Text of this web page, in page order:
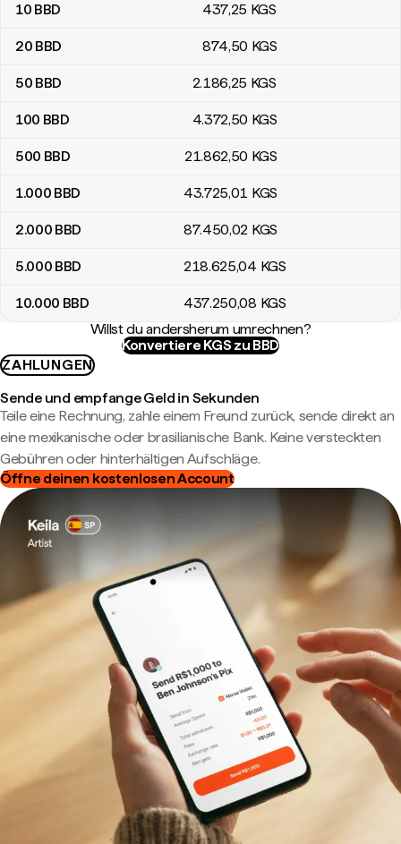
10 BBD 437,25 KGS
20 BBD 874,50 KGS
50 BBD 2.186,25 KGS
100 BBD 4.372,50 KGS
500 BBD 21.862,50 KGS
1.000 BBD 43.725,01 KGS
2.000 BBD 87.450,02 KGS
5.000 BBD 218.625,04 KGS
10.000 BBD 437.250,08 KGS
Willst du andersherum umrechnen?
Konvertiere KGS zu BBD
ZAHLUNGEN
Sende und empfange Geld in Sekunden
Teile eine Rechnung, zahle einem Freund zurück, sende direkt an
eine mexikanische oder brasilianische Bank. Keine versteckten
Gebühren oder hinterhältigen Aufschläge.
Öffne deinen kostenlosen Account